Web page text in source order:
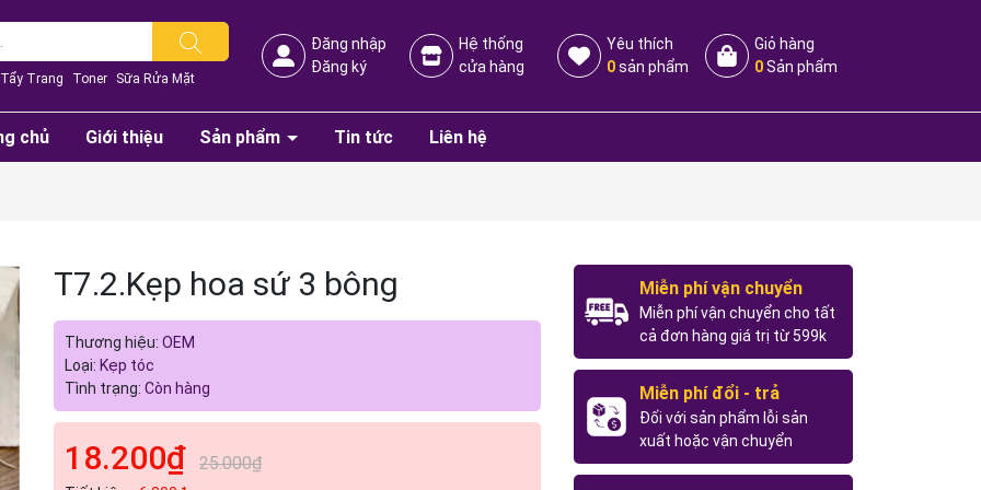
Tẩy Trang Toner Sữa Rửa Mặt
Đăng nhập
Đăng ký
Hệ thống
cửa hàng
Yêu thích
0sản phẩm
Giỏ hàng
0Sản phẩm
chủ Giới thiệu Sản phẩm Tin tức Liên hệ
T7.2.Kẹp hoa sứ 3 bông
Thương hiệu: OEM
Loại: Kẹp tóc
Tình trạng: Còn hàng
18.200₫ 25.000₫
Miễn phí vận chuyển
Miễn phí vận chuyển cho tất
cả đơn hàng giá trị từ 599k
Miễn phí đổi - trả
Đối với sản phẩm lỗi sản
xuất hoặc vận chuyển
Ngày hết hạn:
Điều kiện: